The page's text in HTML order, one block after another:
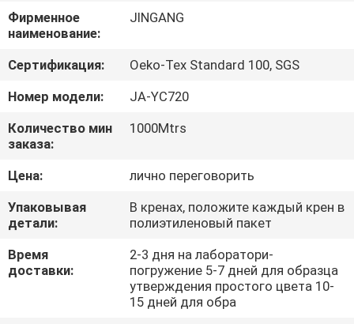
ПУТЕШЕСТВИЕ
ФАБРИКИ
ПРОВЕРКА
КАЧЕСТВА
СВЯЖИТЕСЬ
МЫ
НОВОСТИ
Фирменное
наименование:
JINGANG
Сертификация:
Oeko-Tex Standard 100, SGS
Номер модели:
JA-YC720
Количество мин
заказа:
1000Mtrs
Цена:
лично переговорить
Упаковывая
детали:
В кренах, положите каждый крен в
полиэтиленовый пакет
Время
доставки:
2-3 дня на лаборатори-
погружение 5-7 дней для образца
утверждения простого цвета 10-
15 дней для обра